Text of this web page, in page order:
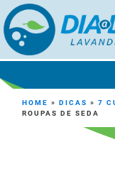
HOME » DICAS » 7
ROUPAS DE SEDA